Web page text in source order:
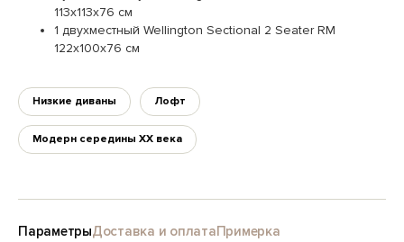
113х113х76 см
1 двухместный Wellington Sectional 2 Seater RM
122х100х76 см
Низкие диваны Лофт
Модерн середины XX века
ПараметрыДоставка и оплатаПримерка